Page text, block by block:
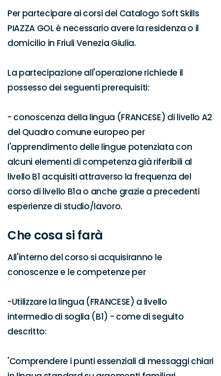
Per partecipare ai corsi del Catalogo Soft Skills
PIAZZA GOL è necessario avere la residenza o il
domicilio in Friuli Venezia Giulia.
La partecipazione all'operazione richiede il
possesso dei seguenti prerequisiti:
- conoscenza della lingua (FRANCESE) di livello A2
del Quadro comune europeo per
l'apprendimento delle lingue potenziata con
alcuni elementi di competenza già riferibili al
livello B1 acquisiti attraverso la frequenza del
corso di livello B1a o anche grazie a precedenti
esperienze di studio/lavoro.
Che cosa si farà
All'interno del corso si acquisiranno le
conoscenze e le competenze per
-Utilizzare la lingua (FRANCESE) a livello
intermedio di soglia (B1) - come di seguito
descritto:
'Comprendere i punti essenziali di messaggi chiari